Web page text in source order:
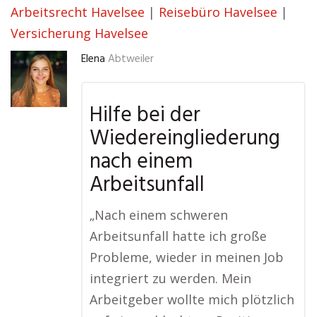
Arbeitsrecht Havelsee | Reisebüro Havelsee |
Versicherung Havelsee
Elena Abtweiler
Hilfe bei der
Wiedereingliederung
nach einem
Arbeitsunfall
„Nach einem schweren
Arbeitsunfall hatte ich große
Probleme, wieder in meinen Job
integriert zu werden. Mein
Arbeitgeber wollte mich plötzlich